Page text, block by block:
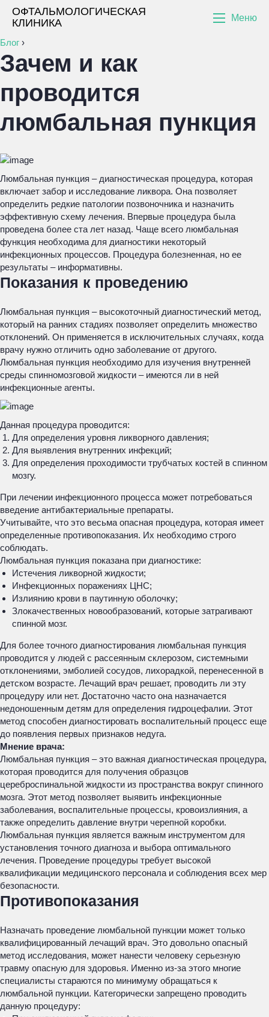
ОФТАЛЬМОЛОГИЧЕСКАЯ
КЛИНИКА
Меню
Блог ›
Зачем и как
проводится
люмбальная пункция
Люмбальная пункция – диагностическая процедура, которая
включает забор и исследование ликвора. Она позволяет
определить редкие патологии позвоночника и назначить
эффективную схему лечения. Впервые процедура была
проведена более ста лет назад. Чаще всего люмбальная
функция необходима для диагностики некоторый
инфекционных процессов. Процедура болезненная, но ее
результаты – информативны.
Показания к проведению
Люмбальная пункция – высокоточный диагностический метод,
который на ранних стадиях позволяет определить множество
отклонений. Он применяется в исключительных случаях, когда
врачу нужно отличить одно заболевание от другого.
Люмбальная пункция необходимо для изучения внутренней
среды спинномозговой жидкости – имеются ли в ней
инфекционные агенты.
Данная процедура проводится:
Для определения уровня ликворного давления;
Для выявления внутренних инфекций;
Для определения проходимости трубчатых костей в спинном
мозгу.
При лечении инфекционного процесса может потребоваться
введение антибактериальные препараты.
Учитывайте, что это весьма опасная процедура, которая имеет
определенные противопоказания. Их необходимо строго
соблюдать.
Люмбальная пункция показана при диагностике:
Истечения ликворной жидкости;
Инфекционных поражениях ЦНС;
Излиянию крови в паутинную оболочку;
Злокачественных новообразований, которые затрагивают
спинной мозг.
Для более точного диагностирования люмбальная пункция
проводится у людей с рассеянным склерозом, системными
отклонениями, эмболией сосудов, лихорадкой, перенесенной в
детском возрасте. Лечащий врач решает, проводить ли эту
процедуру или нет. Достаточно часто она назначается
недоношенным детям для определения гидроцефалии. Этот
метод способен диагностировать воспалительный процесс еще
до появления первых признаков недуга.
Мнение врача:
Люмбальная пункция – это важная диагностическая процедура,
которая проводится для получения образцов
цереброспинальной жидкости из пространства вокруг спинного
мозга. Этот метод позволяет выявить инфекционные
заболевания, воспалительные процессы, кровоизлияния, а
также определить давление внутри черепной коробки.
Люмбальная пункция является важным инструментом для
установления точного диагноза и выбора оптимального
лечения. Проведение процедуры требует высокой
квалификации медицинского персонала и соблюдения всех мер
безопасности.
Противопоказания
Назначать проведение люмбальной пункции может только
квалифицированный лечащий врач. Это довольно опасный
метод исследования, может нанести человеку серьезную
травму опасную для здоровья. Именно из-за этого многие
специалисты стараются по минимуму обращаться к
люмбальной пункции. Категорически запрещено проводить
данную процедуру: